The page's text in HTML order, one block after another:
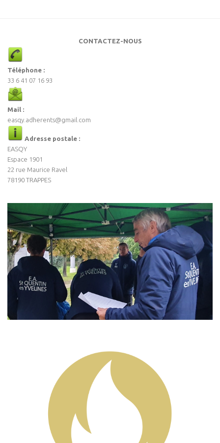
CONTACTEZ-NOUS
Téléphone :
33 6 41 07 16 93
Mail :
easqy.adherents@gmail.com
Adresse postale :
EASQY
Espace 1901
22 rue Maurice Ravel
78190 TRAPPES